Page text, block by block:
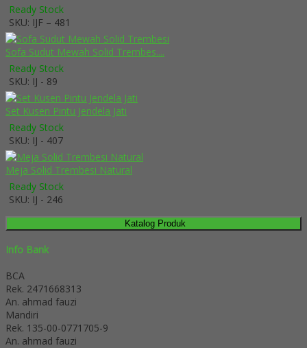
Ready Stock
SKU: IJF – 481
Sofa Sudut Mewah Solid Trembes....
Ready Stock
SKU: IJ - 89
Set Kusen Pintu Jendela Jati
Ready Stock
SKU: IJ - 407
Meja Solid Trembesi Natural
Ready Stock
SKU: IJ - 246
Katalog Produk
Info Bank
BCA
Rek. 2471668313
An. ahmad fauzi
Mandiri
Rek. 135-00-0771705-9
An. ahmad fauzi